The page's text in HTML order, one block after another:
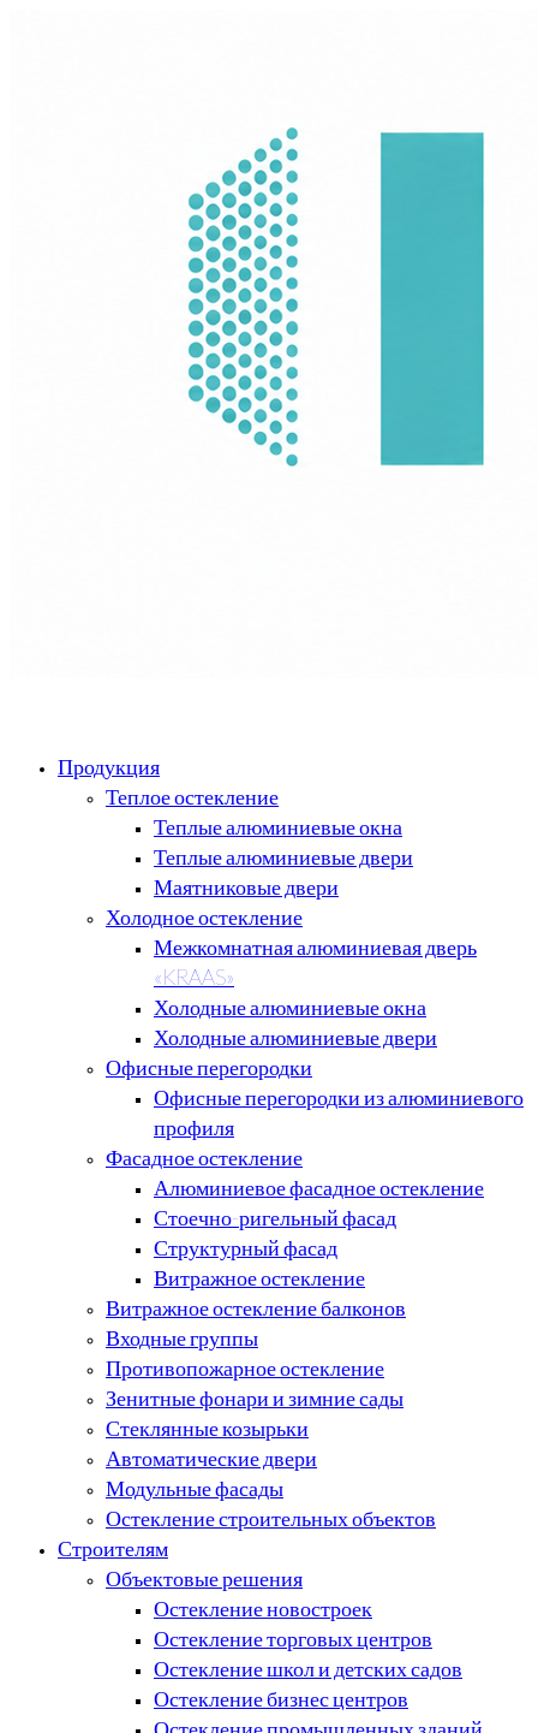
Продукция
Теплое остекление
Теплые алюминиевые окна
Теплые алюминиевые двери
Маятниковые двери
Холодное остекление
Межкомнатная алюминиевая дверь
«KRAAS»
Холодные алюминиевые окна
Холодные алюминиевые двери
Офисные перегородки
Офисные перегородки из алюминиевого
профиля
Фасадное остекление
Алюминиевое фасадное остекление
Стоечно-ригельный фасад
Структурный фасад
Витражное остекление
Витражное остекление балконов
Входные группы
Противопожарное остекление
Зенитные фонари и зимние сады
Стеклянные козырьки
Автоматические двери
Модульные фасады
Остекление строительных объектов
Строителям
Объектовые решения
Остекление новостроек
Остекление торговых центров
Остекление школ и детских садов
Остекление бизнес центров